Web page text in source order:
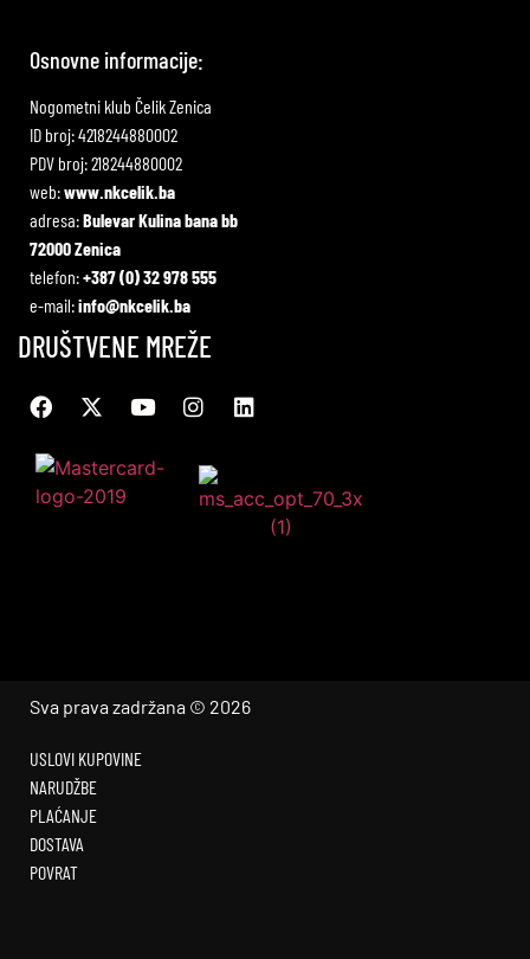
Osnovne informacije:
Nogometni klub Čelik Zenica
ID broj: 4218244880002
PDV broj: 218244880002
web:www.nkcelik.ba
adresa:Bulevar Kulina bana bb
72000 Zenica
telefon:+387 (0) 32 978 555
e-mail:info@nkcelik.ba
DRUŠTVENE MREŽE
Sva prava zadržana © 2026
USLOVI KUPOVINE
NARUDŽBE
PLAĆANJE
DOSTAVA
POVRAT